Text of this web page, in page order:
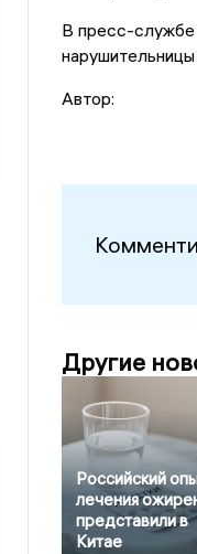
В пресс-
Автор:
Другие
Российский
лечения
представили в
Китае